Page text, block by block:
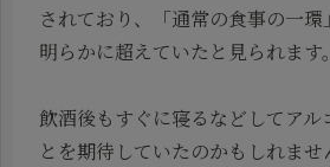
されており、「通常の食事の一
明らかに超えていたと見られます。
飲酒後もすぐに寝るなどしてアル
とを期待していたのかもしれま